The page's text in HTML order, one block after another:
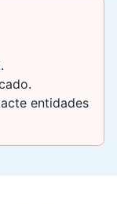
entidades